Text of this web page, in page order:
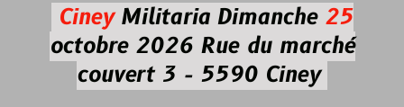
CineyMilitaria Dimanche 25
octobre 2026Rue du marché
couvert 3 - 5590 Ciney